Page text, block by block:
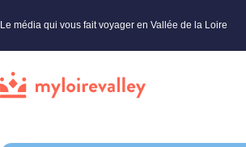
Le média qui vous fait voyager en Vallée de la Loire